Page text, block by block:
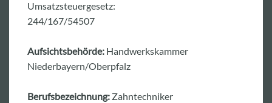
Umsatzsteuergesetz:
244/167/54507
Aufsichtsbehörde: Handwerkskammer
Niederbayern/Oberpfalz
Berufsbezeichnung: Zahntechniker